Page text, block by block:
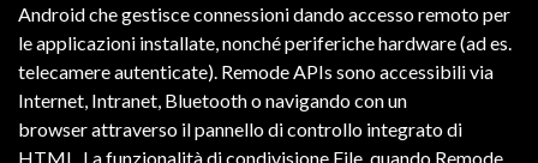
Androidchegestisceconnessionidandoaccessoremotoper
le applicazioni installate,nonchéperiferichehardware(ad es.
telecamereautenticate). Remode APIs sonoaccessibilivia
Internet, Intranet, Bluetoothonavigandoconun
browserattraverso ilpannellodicontrollo integratodi
HTML. Lafunzionalitàdicondivisione File,quando Remode